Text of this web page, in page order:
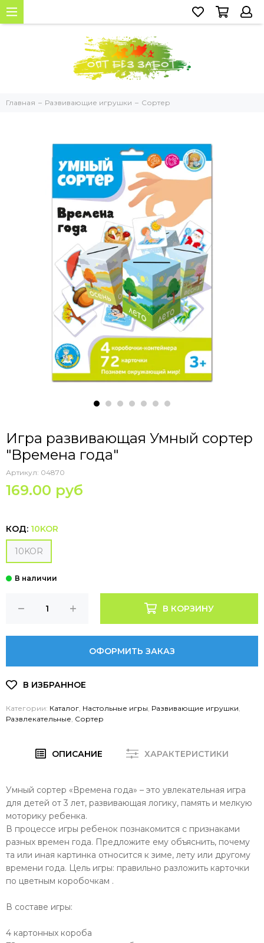
Главная Развивающие игрушки Сортер
Игра развивающая Умный сортер
"Времена года"
Артикул: 04870
169.00 руб
КОД: 10KOR
10KOR
В КОРЗИНУ
ОФОРМИТЬ ЗАКАЗ
Категории: Каталог Настольные игры Развивающие игрушки
Развлекательные Сортер
ОПИСАНИЕ ХАРАКТЕРИСТИКИ
Умный сортер «Времена года» – это увлекательная игра
для детей от 3 лет, развивающая логику, память и мелкую
моторику ребенка.
В процессе игры ребенок познакомится с признаками
разных времен года. Предложите ему объяснить, почему
та или иная картинка относится к зиме, лету или другому
времени года. Цель игры: правильно разложить карточки
по цветным коробочкам .
В составе игры:
4 картонных короба